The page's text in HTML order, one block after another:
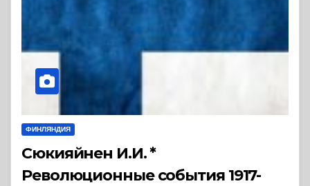
ФИНЛЯНДИЯ
Сюкияйнен И.И. *
Революционные события 1917-